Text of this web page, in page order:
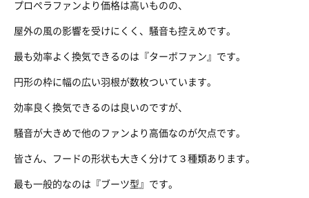
プロペラファンより価格は高いものの、
屋外の風の影響を受けにくく、騒音も控えめです。
最も効率よく換気できるのは『ターボファン』です。
円形の枠に幅の広い羽根が数枚ついています。
効率良く換気できるのは良いのですが、
騒音が大きめで他のファンより高価なのが欠点です。
皆さん、フードの形状も大きく分けて３種類あります。
最も一般的なのは『ブーツ型』です。